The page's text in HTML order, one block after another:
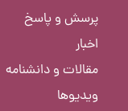
پرسش و پاسخ
اخبار
مقالات و دانشنامه
ویدیوها